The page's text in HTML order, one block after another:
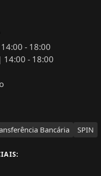
14:00 - 18:00
| 14:00 - 18:00
Bancária SPIN